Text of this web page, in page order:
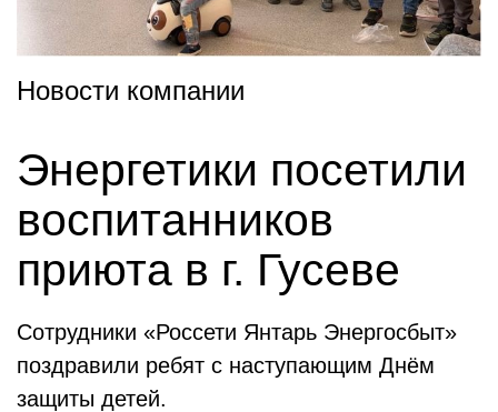
Новости компании
Энергетики посетили
воспитанников
приюта в г. Гусеве
Сотрудники «Россети Янтарь Энергосбыт»
поздравили ребят с наступающим Днём
защиты детей.